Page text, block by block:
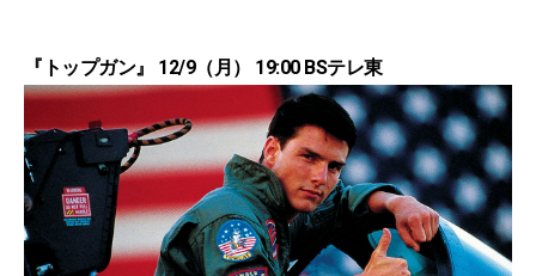
『トップガン』 12/9（月） 19:00 BSテレ東